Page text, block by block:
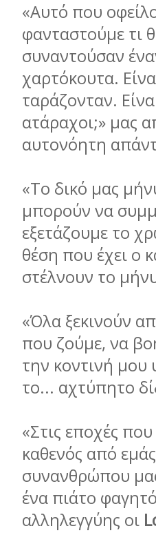
«Αυτό που
φανταστούμε τι
συναντούσαν
χαρτόκουτα.
ταράζονταν.
ατάραχοι;» μας
αυτονόητη
«Το δικό μας
μπορούν να
εξετάζουμε το
θέση που έχει ο
στέλνουν το
«Όλα ξεκινούν
που ζούμε, να
την κοντινή μου
το... αχτύπητο
«Στις εποχές
καθενός από
συνανθρώπου
ένα πιάτο
αλληλεγγύης οι